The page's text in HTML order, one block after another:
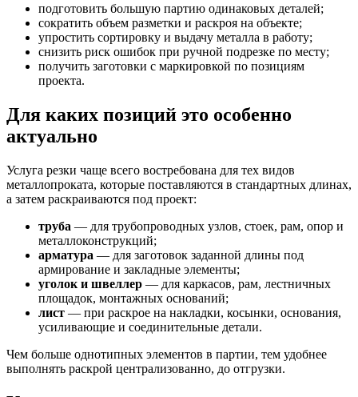
подготовить большую партию одинаковых деталей;
сократить объем разметки и раскроя на объекте;
упростить сортировку и выдачу металла в работу;
снизить риск ошибок при ручной подрезке по месту;
получить заготовки с маркировкой по позициям
проекта.
Для каких позиций это особенно
актуально
Услуга резки чаще всего востребована для тех видов
металлопроката, которые поставляются в стандартных длинах,
а затем раскраиваются под проект:
труба — для трубопроводных узлов, стоек, рам, опор и
металлоконструкций;
арматура — для заготовок заданной длины под
армирование и закладные элементы;
уголок и швеллер — для каркасов, рам, лестничных
площадок, монтажных оснований;
лист — при раскрое на накладки, косынки, основания,
усиливающие и соединительные детали.
Чем больше однотипных элементов в партии, тем удобнее
выполнять раскрой централизованно, до отгрузки.